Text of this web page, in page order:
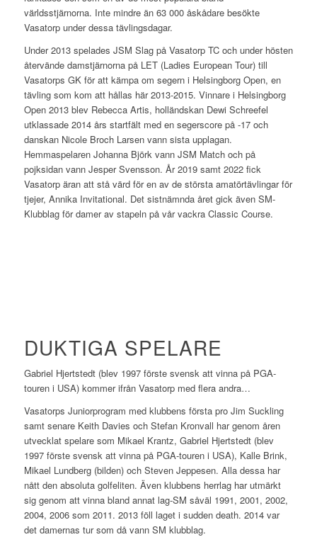
världsstjärnorna. Inte mindre än 63 000 åskådare besökte
Vasatorp under dessa tävlingsdagar.
Under 2013 spelades JSM Slag på Vasatorp TC och under hösten
återvände damstjärnorna på LET (Ladies European Tour) till
Vasatorps GK för att kämpa om segern i Helsingborg Open, en
tävling som kom att hållas här 2013-2015. Vinnare i Helsingborg
Open 2013 blev Rebecca Artis, holländskan Dewi Schreefel
utklassade 2014 års startfält med en segerscore på -17 och
danskan Nicole Broch Larsen vann sista upplagan.
Hemmaspelaren Johanna Björk vann JSM Match och på
pojksidan vann Jesper Svensson. År 2019 samt 2022 fick
Vasatorp äran att stå värd för en av de största amatörtävlingar för
tjejer, Annika Invitational. Det sistnämnda året gick även SM-
Klubblag för damer av stapeln på vår vackra Classic Course.
DUKTIGA SPELARE
Gabriel Hjertstedt (blev 1997 förste svensk att vinna på PGA-
touren i USA) kommer ifrån Vasatorp med flera andra…
Vasatorps Juniorprogram med klubbens första pro Jim Suckling
samt senare Keith Davies och Stefan Kronvall har genom åren
utvecklat spelare som Mikael Krantz, Gabriel Hjertstedt (blev
1997 förste svensk att vinna på PGA-touren i USA), Kalle Brink,
Mikael Lundberg (bilden) och Steven Jeppesen. Alla dessa har
nått den absoluta golfeliten. Även klubbens herrlag har utmärkt
sig genom att vinna bland annat lag-SM såväl 1991, 2001, 2002,
2004, 2006 som 2011. 2013 föll laget i sudden death. 2014 var
det damernas tur som då vann SM klubblag.